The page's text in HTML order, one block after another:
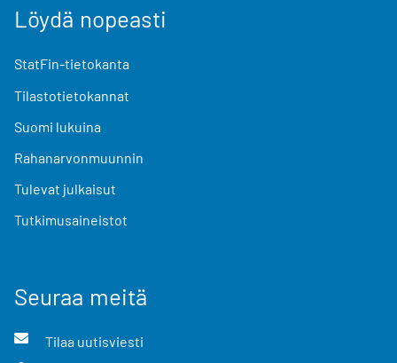
Löydä nopeasti
StatFin-tietokanta
Tilastotietokannat
Suomi lukuina
Rahanarvonmuunnin
Tulevat julkaisut
Tutkimusaineistot
Seuraa meitä
Tilaa uutisviesti